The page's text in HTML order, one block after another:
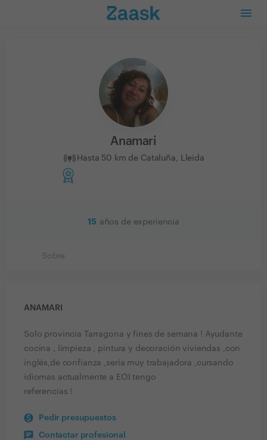
Anamari
Hasta 50 km de Cataluña, Lleida
15 años de experiencia
Sobre
ANAMARI
Solo provincia Tarragona y fines de semana ! Ayudante
cocina , limpieza , pintura y decoración viviendas ,con
inglés,de confianza ,sería muy trabajadora ,cursando
idiomas actualmente a EOI tengo
referencias !
Pedir presupuestos
Contactar profesional